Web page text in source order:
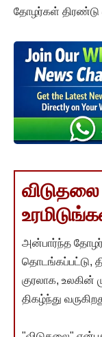
தோழர்கள் திரண்டு
அன்பார்ந்த
தொடங்கப்பட்டு,
குரலாக, உலகின்
திகழ்ந்து